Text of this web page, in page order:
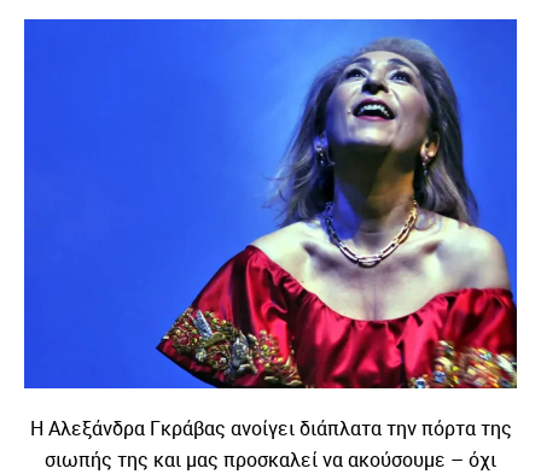
Η Αλεξάνδρα Γκράβας ανοίγει διάπλατα την πόρτα της
σιωπής της και μας προσκαλεί να ακούσουμε – όχι